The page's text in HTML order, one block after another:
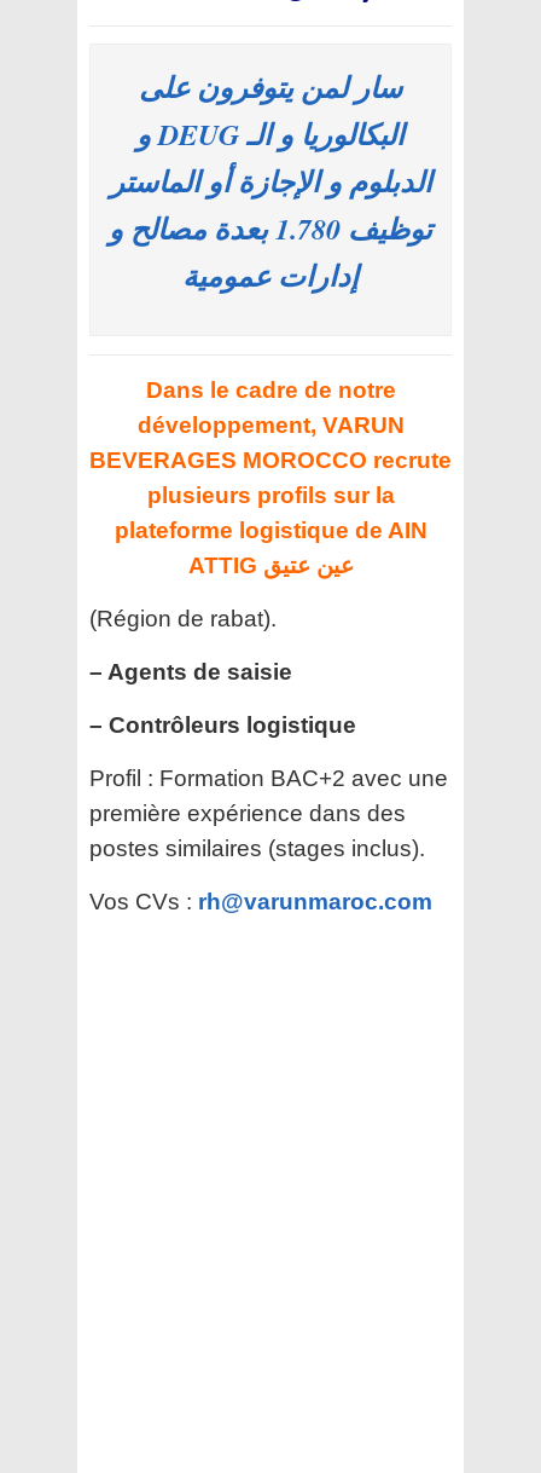
سار لمن يتوفرون على
البكالوريا و الـ DEUG و
الدبلوم و الإجازة أو الماستر
توظيف 1.780 بعدة مصالح و
إدارات عمومية
Dans le cadre de notre
développement, VARUN
BEVERAGES MOROCCO recrute
plusieurs profils sur la
plateforme logistique de AIN
ATTIG عين عتيق
(Région de rabat).
– Agents de saisie
– Contrôleurs logistique
Profil : Formation BAC+2 avec une
première expérience dans des
postes similaires (stages inclus).
Vos CVs : rh@varunmaroc.com